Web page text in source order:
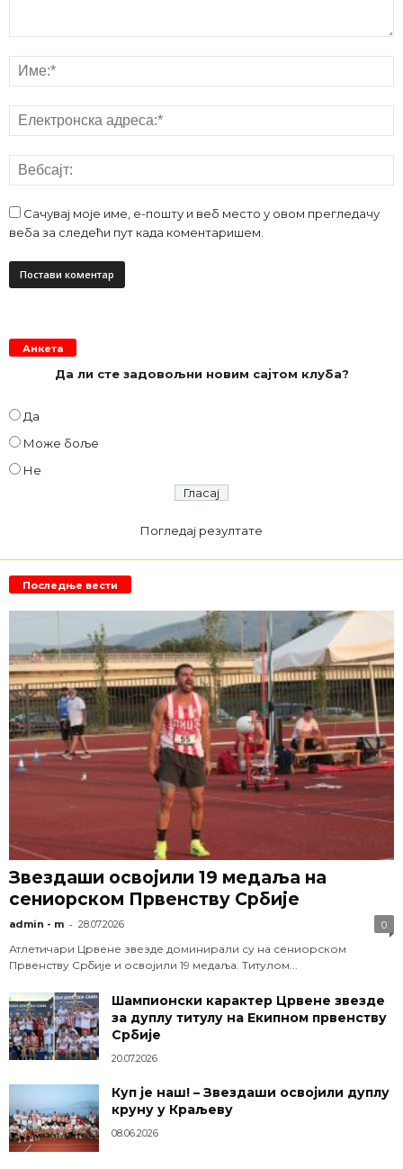
Сачувај моје име, е-пошту и веб место у овом прегледачу
веба за следећи пут када коментаришем.
Анкета
Да ли сте задовољни новим сајтом клуба?
Да
Може боље
Не
Погледај резултате
Последње вести
Звездаши освојили 19 медаља на
сениорском Првенству Србије
admin - m - 28.07.2026 0
Атлетичари Црвене звезде доминирали су на сениорском
Првенству Србије и освојили 19 медаља. Титулом...
Шампионски карактер Црвене звезде
за дуплу титулу на Екипном првенству
Србије
20.07.2026
Куп је наш! – Звездаши освојили дуплу
круну у Краљеву
08.06.2026